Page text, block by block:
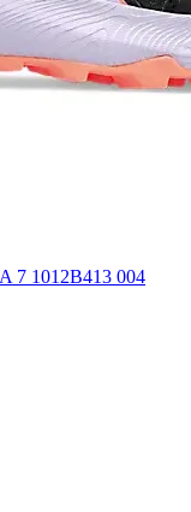
7 1012B413 004